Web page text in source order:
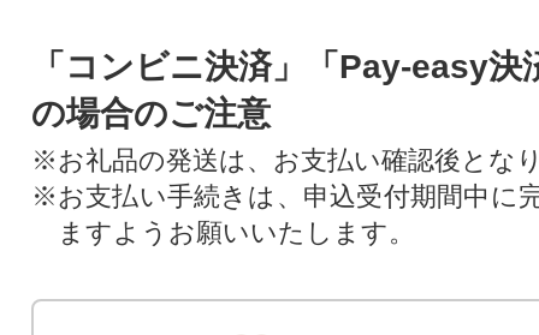
「コンビニ決済」「Pay-easy決
の場合のご注意
※お礼品の発送は、お支払い確認後とな
※お支払い手続きは、申込受付期間中に
ますようお願いいたします。